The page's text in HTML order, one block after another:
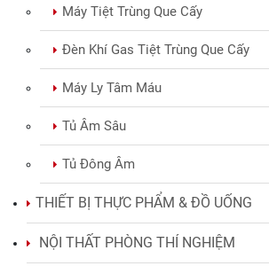
Máy Tiệt Trùng Que Cấy
Đèn Khí Gas Tiệt Trùng Que Cấy
Máy Ly Tâm Máu
Tủ Âm Sâu
Tủ Đông Âm
THIẾT BỊ THỰC PHẨM & ĐỒ UỐNG
NỘI THẤT PHÒNG THÍ NGHIỆM